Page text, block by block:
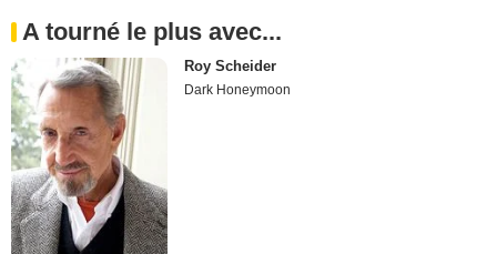
A tourné le plus avec...
Roy Scheider
Dark Honeymoon